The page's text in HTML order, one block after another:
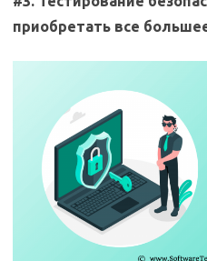
приобретать все